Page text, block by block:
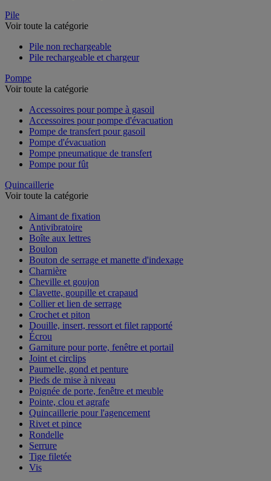
Pile
Voir toute la catégorie
Pile non rechargeable
Pile rechargeable et chargeur
Pompe
Voir toute la catégorie
Accessoires pour pompe à gasoil
Accessoires pour pompe d'évacuation
Pompe de transfert pour gasoil
Pompe d'évacuation
Pompe pneumatique de transfert
Pompe pour fût
Quincaillerie
Voir toute la catégorie
Aimant de fixation
Antivibratoire
Boîte aux lettres
Boulon
Bouton de serrage et manette d'indexage
Charnière
Cheville et goujon
Clavette, goupille et crapaud
Collier et lien de serrage
Crochet et piton
Douille, insert, ressort et filet rapporté
Écrou
Garniture pour porte, fenêtre et portail
Joint et circlips
Paumelle, gond et penture
Pieds de mise à niveau
Poignée de porte, fenêtre et meuble
Pointe, clou et agrafe
Quincaillerie pour l'agencement
Rivet et pince
Rondelle
Serrure
Tige filetée
Vis